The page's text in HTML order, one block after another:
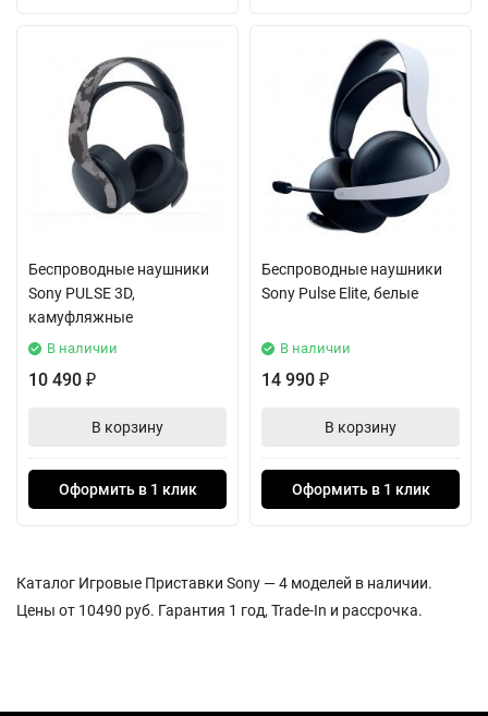
Беспроводные наушники
Sony PULSE 3D,
камуфляжные
В наличии
10 490 ₽
В корзину
Оформить в 1 клик
Беспроводные наушники
Sony Pulse Elite, белые
В наличии
14 990 ₽
В корзину
Оформить в 1 клик
Каталог Игровые Приставки Sony — 4 моделей в наличии.
Цены от 10490 руб. Гарантия 1 год, Trade-In и рассрочка.